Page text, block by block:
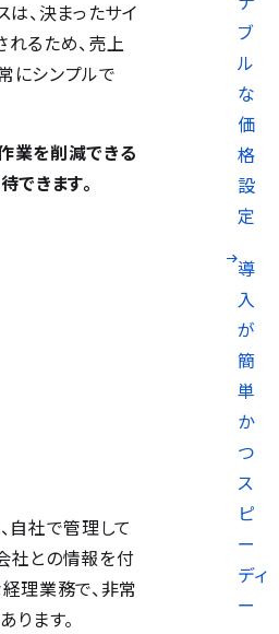
ブ
ル
な
価
格
設
定
導
入
が
簡
単
か
つ
ス
ピ
ー
ディ
ー
は、決まったサイ
るため、売上
にシンプルで
業を削減できる
できます。
自社で管理して
社との情報を付
理業務で、非常
ります。